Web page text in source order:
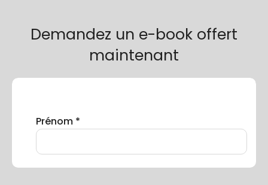
Demandez un e-book offert
maintenant